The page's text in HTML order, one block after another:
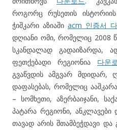
როგორც რუსეთის
ჭიშკარი აზიაში acm 인증서
დღიანი ომი, რომელიც 2008
სკანდალად გადაიზარდა,
ფეთქებადი რეგიონია 다운
გვაწვდის ამგვარ მდიდარ,
დაფასებას, რომელიც
– სომხეთი, აზერბაიჯანი,
პატარა რეგიონი,
თავად არის შთამბეჭდავი